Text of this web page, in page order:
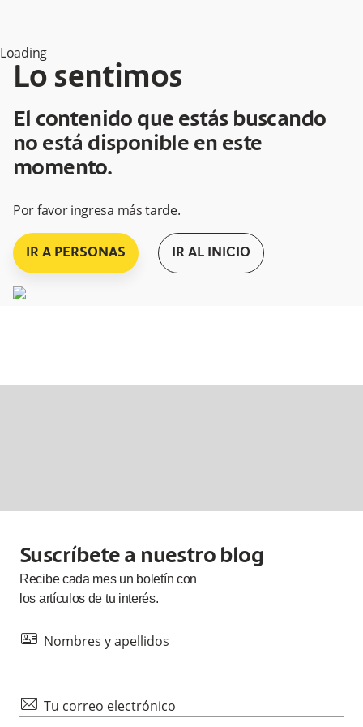
Loading
Lo sentimos
El contenido que estás buscando
no está disponible en este
momento.
Por favor ingresa más tarde.
IR A PERSONAS IR AL INICIO
Suscríbete a nuestro blog
Recibe cada mesun boletín con
los artículos de tu interés.
id Nombres y apellidos
mail Tu correo electrónico